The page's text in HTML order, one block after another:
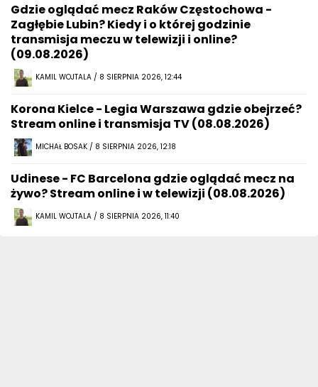
Gdzie oglądać mecz Raków Częstochowa -
Zagłębie Lubin? Kiedy i o której godzinie
transmisja meczu w telewizji i online?
(09.08.2026)
KAMIL WOJTALA / 8 SIERPNIA 2026, 12:44
Korona Kielce - Legia Warszawa gdzie obejrzeć?
Stream online i transmisja TV (08.08.2026)
MICHAŁ BOSAK / 8 SIERPNIA 2026, 12:18
Udinese - FC Barcelona gdzie oglądać mecz na
żywo? Stream online i w telewizji (08.08.2026)
KAMIL WOJTALA / 8 SIERPNIA 2026, 11:40